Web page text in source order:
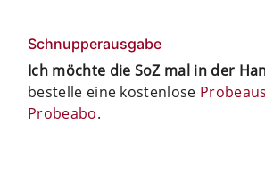
Schnupperausgabe
Ich möchte die SoZ mal in der
bestelle eine kostenlose
Probeabo.